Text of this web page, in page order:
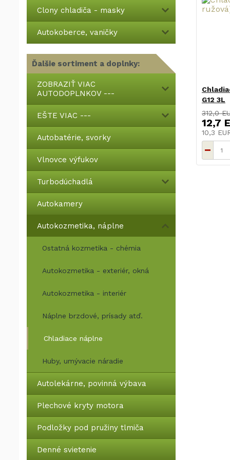
Clony chladiča - masky
Autokoberce, vaničky
Ďalšie sortiment a doplnky:
ZOBRAZIŤ VIAC
AUTODOPLNKOV ---
EŠTE VIAC ---
Autobatérie, svorky
Vlnovce výfukov
Turbodúchadlá
Autokamery
Autokozmetika, náplne
Ostatná kozmetika - chémia
Autokozmetika - exteriér, okná
Autokozmetika - interiér
Náplne brzdové, prísady atď.
Chladiace náplne
Huby, umývacie náradie
Autolekárne, povinná výbava
Plechové kryty motora
Podložky pod pružiny tlmiča
Denné svietenie
G12 3L
312,0
12,7
10,3